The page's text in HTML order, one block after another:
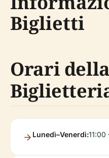
Biglietti
Orari della
Lunedì–Venerdì:11:00